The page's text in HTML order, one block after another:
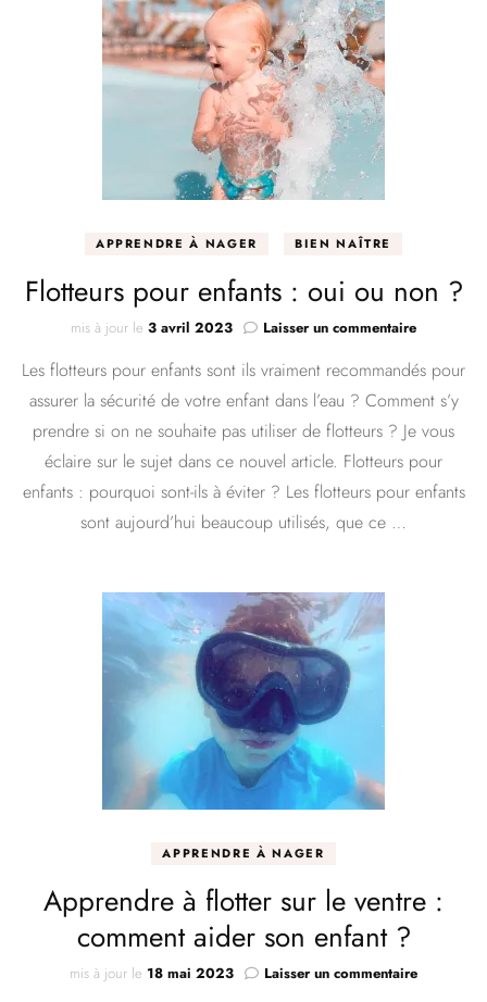
APPRENDRE À NAGER BIEN NAÎTRE
Flotteurs pour enfants : oui ou non ?
mis à jour le 3 avril 2023 Laisser un commentairesur
pour
enfants
:
oui
ou
non
?
Les flotteurs pour enfants sont ils vraiment recommandés pour
assurer la sécurité de votre enfant dans l’eau ? Comment s’y
prendre si on ne souhaite pas utiliser de flotteurs ? Je vous
éclaire sur le sujet dans ce nouvel article. Flotteurs pour
enfants : pourquoi sont-ils à éviter ? Les flotteurs pour enfants
sont aujourd’hui beaucoup utilisés, que ce …
APPRENDRE À NAGER
Apprendre à flotter sur le ventre :
comment aider son enfant ?
mis à jour le 18 mai 2023 Laisser un commentairesur